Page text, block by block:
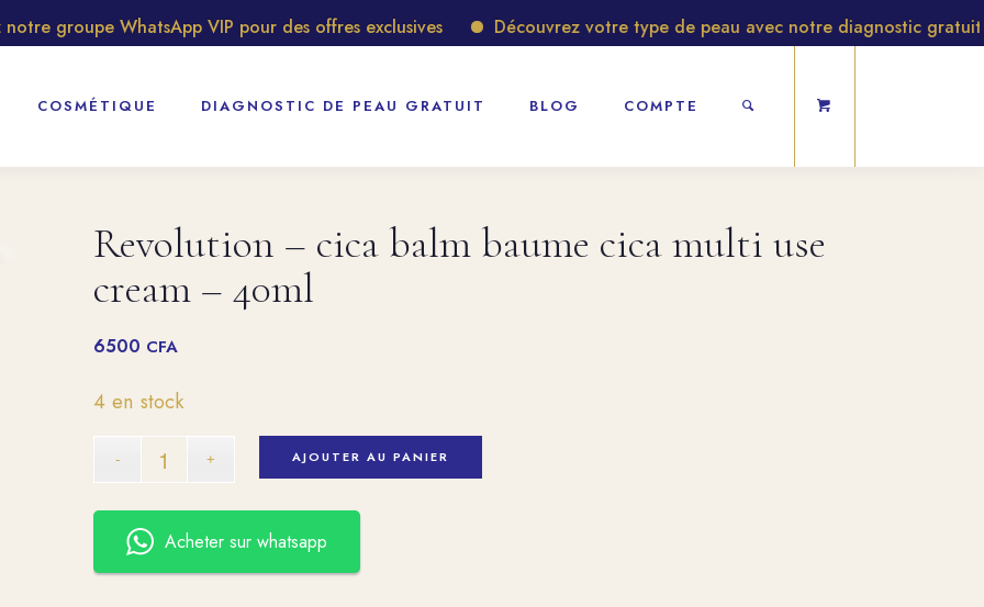
groupe WhatsApp VIP pour des offres exclusives Découvrez votre type de peau avec notre diagnostic gratuit
COSMÉTIQUE DIAGNOSTIC DE PEAU GRATUIT BLOG COMPTE
Revolution – cica balm baume cica multi use
cream – 40ml
6500 CFA
4 en stock
AJOUTER AU PANIER
Acheter sur whatsapp